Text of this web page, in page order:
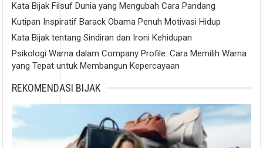
Kata Bijak Filsuf Dunia yang Mengubah Cara Pandang
Kutipan Inspiratif Barack Obama Penuh Motivasi Hidup
Kata Bijak tentang Sindiran dan Ironi Kehidupan
Psikologi Warna dalam Company Profile: Cara Memilih Warna
yang Tepat untuk Membangun Kepercayaan
REKOMENDASI BIJAK